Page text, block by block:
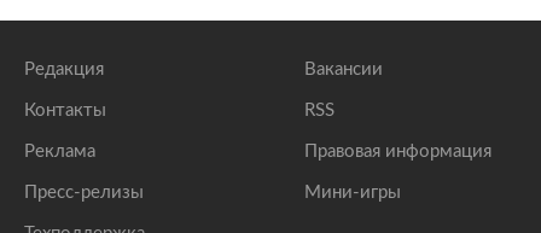
lenta.ru
Редакция
Контакты
Реклама
Пресс-релизы
Вакансии
RSS
Правовая информация
Мини-игры